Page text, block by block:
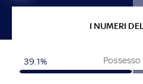
I NUMERI
39.1%